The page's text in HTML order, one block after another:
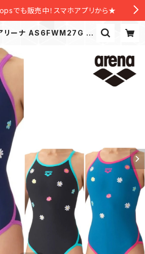
でも販売中！スマホアプリから★
リーナ AS6FWM27G お
泳 トレーニングワンピー
ズ | New Level Official
ーレヴェルオフィシャルス